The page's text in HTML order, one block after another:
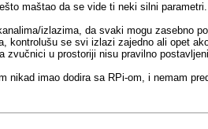
maštao da se vide ti neki silni
izlazima, da svaki mogu zasebno
se svi izlazi zajedno ali opet
u prostoriji nisu pravilno
imao dodira sa RPi-om, i nemam